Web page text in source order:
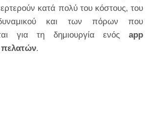
κατά πολύ του κόστους, του
και των πόρων που
για τη δημιουργία ενός app
.